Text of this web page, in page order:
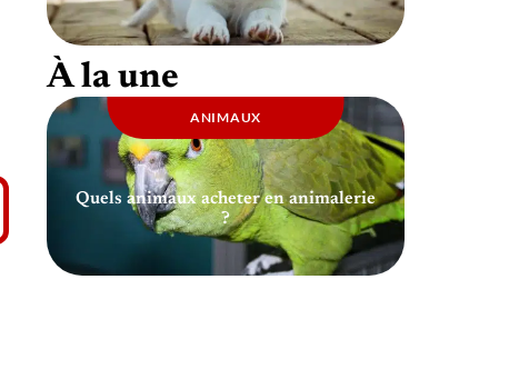
À la une
ANIMAUX
Quels animaux acheter en animalerie
?